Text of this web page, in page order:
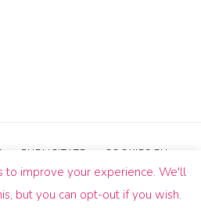
Pin | Dezvoltată deBlossom
PUBLICITATE COOKIES EU
to improve your experience. We'll
but you can opt-out if you wish.